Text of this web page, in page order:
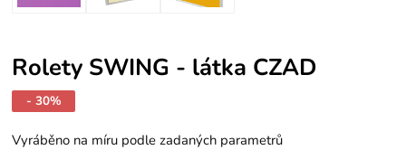
Rolety SWING - látka CZAD
- 30%
Vyráběno na míru podle zadaných parametrů